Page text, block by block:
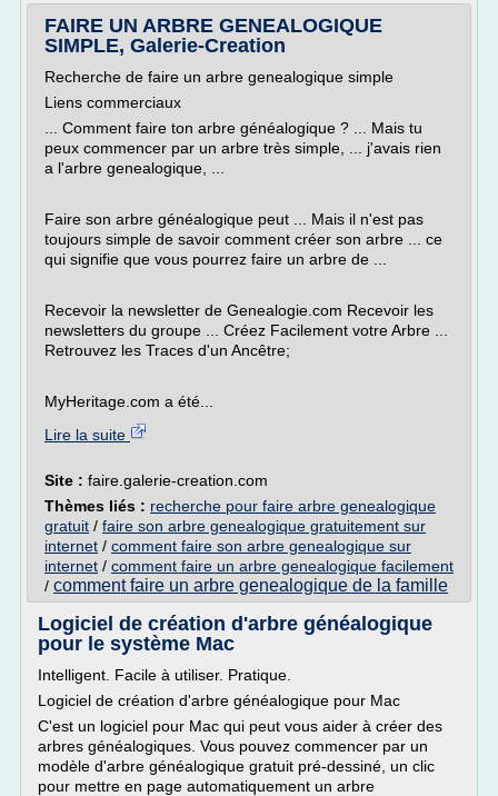
FAIRE UN ARBRE GENEALOGIQUE
SIMPLE, Galerie-Creation
Recherche de faire un arbre genealogique simple
Liens commerciaux
... Comment faire ton arbre généalogique ? ... Mais tu
peux commencer par un arbre très simple, ... j'avais rien
a l'arbre genealogique, ...
Faire son arbre généalogique peut ... Mais il n'est pas
toujours simple de savoir comment créer son arbre ... ce
qui signifie que vous pourrez faire un arbre de ...
Recevoir la newsletter de Genealogie.com Recevoir les
newsletters du groupe ... Créez Facilement votre Arbre ...
Retrouvez les Traces d'un Ancêtre;
MyHeritage.com a été...
Lire la suite
Site : faire.galerie-creation.com
Thèmes liés : recherche pour faire arbre genealogique
gratuit / faire son arbre genealogique gratuitement sur
internet / comment faire son arbre genealogique sur
internet / comment faire un arbre genealogique facilement
/ comment faire un arbre genealogique de la famille
Logiciel de création d'arbre généalogique
pour le système Mac
Intelligent. Facile à utiliser. Pratique.
Logiciel de création d'arbre généalogique pour Mac
C'est un logiciel pour Mac qui peut vous aider à créer des
arbres généalogiques. Vous pouvez commencer par un
modèle d'arbre généalogique gratuit pré-dessiné, un clic
pour mettre en page automatiquement un arbre